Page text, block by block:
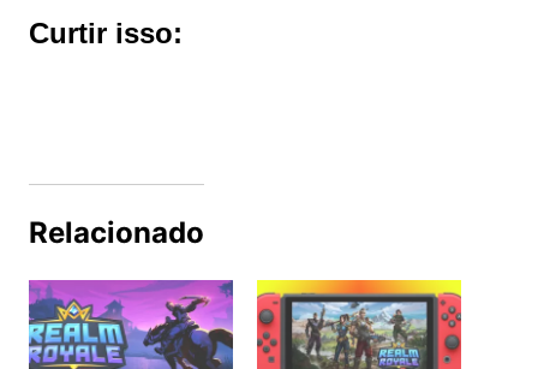
Curtir isso:
Relacionado